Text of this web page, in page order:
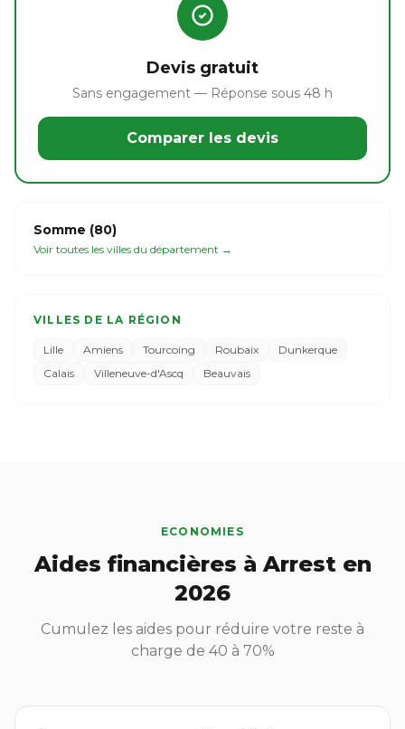
Devis gratuit
Sans engagement — Réponse sous 48 h
Comparer les devis
Somme (80)
Voir toutes les villes du département →
VILLES DE LA RÉGION
Lille Amiens Tourcoing Roubaix
Dunkerque
Calais
Villeneuve-d'Ascq Beauvais
ECONOMIES
Aides financières à Arrest en
2026
Cumulez les aides pour réduire votre reste à
charge de 40 à 70%